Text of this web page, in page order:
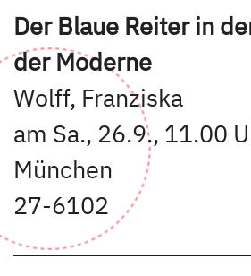
Der Blaue Reiter in
der Moderne
Wolff, Franziska
am Sa., 26.9., 11.00
München
27-6102